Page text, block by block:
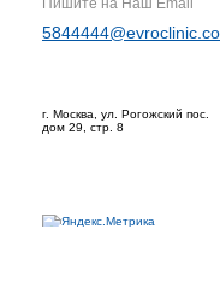
Пишите на Наш Email
г. Москва, ул. Рогожский пос.
дом 29, стр. 8